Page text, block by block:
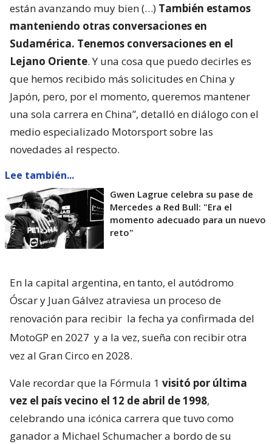
están avanzando muy bien (…) También estamos
manteniendo otras conversaciones en
Sudamérica. Tenemos conversaciones en el
Lejano Oriente. Y una cosa que puedo decirles es
que hemos recibido más solicitudes en China y
Japón, pero, por el momento, queremos mantener
una sola carrera en China”, detalló en diálogo con el
medio especializado Motorsport sobre las
novedades al respecto.
Lee también...
Gwen Lagrue celebra su pase de
Mercedes a Red Bull: "Era el
momento adecuado para un nuevo
reto"
En la capital argentina, en tanto, el autódromo
Óscar y Juan Gálvez atraviesa un proceso de
renovación para recibir la fecha ya confirmada del
MotoGP en 2027 y a la vez, sueña con recibir otra
vez al Gran Circo en 2028.
Vale recordar que la Fórmula 1 visitó por última
vez el país vecino el 12 de abril de 1998,
celebrando una icónica carrera que tuvo como
ganador a Michael Schumacher a bordo de su